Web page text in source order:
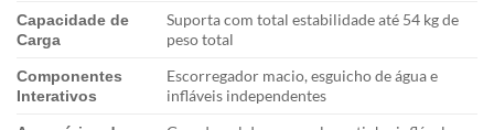
Capacidade de
Carga
Suporta com total estabilidade até 54 kg de
peso total
Componentes
Interativos
Escorregador macio, esguicho de água e
infláveis independentes